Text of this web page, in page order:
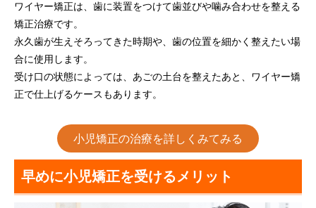
ワイヤー矯正は、歯に装置をつけて歯並びや噛み合わせを整える
矯正治療です。
永久歯が生えそろってきた時期や、歯の位置を細かく整えたい場
合に使用します。
受け口の状態によっては、あごの土台を整えたあと、ワイヤー矯
正で仕上げるケースもあります。
小児矯正の治療を詳しくみてみる
早めに小児矯正を受けるメリット